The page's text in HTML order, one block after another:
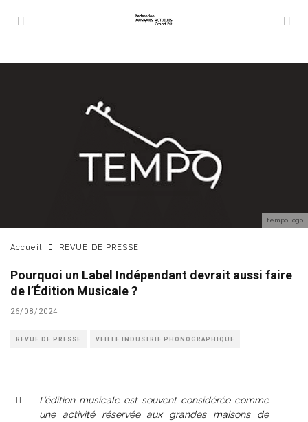
tempo logo
Accueil REVUE DE PRESSE
Pourquoi un Label Indépendant devrait aussi faire
de l’Édition Musicale ?
26/08/2024
REVUE DE PRESSE VEILLE INDUSTRIE PHONOGRAPHIQUE
L’édition musicale est souvent considérée comme
une activité réservée aux grandes maisons de